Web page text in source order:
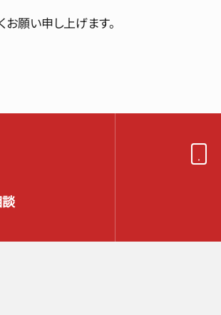
願い申し上げます。